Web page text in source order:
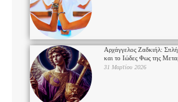
Αρχάγγελος Ζαδκιήλ:
και το Ιώδες Φως της
31 Μαρτίου 2026